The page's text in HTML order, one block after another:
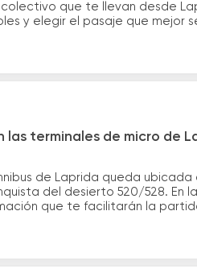
colectivo que te llevan desde
y elegir el pasaje que mejor
las terminales de micro de
de Laprida queda
del desierto 520/528. En
que te facilitarán la